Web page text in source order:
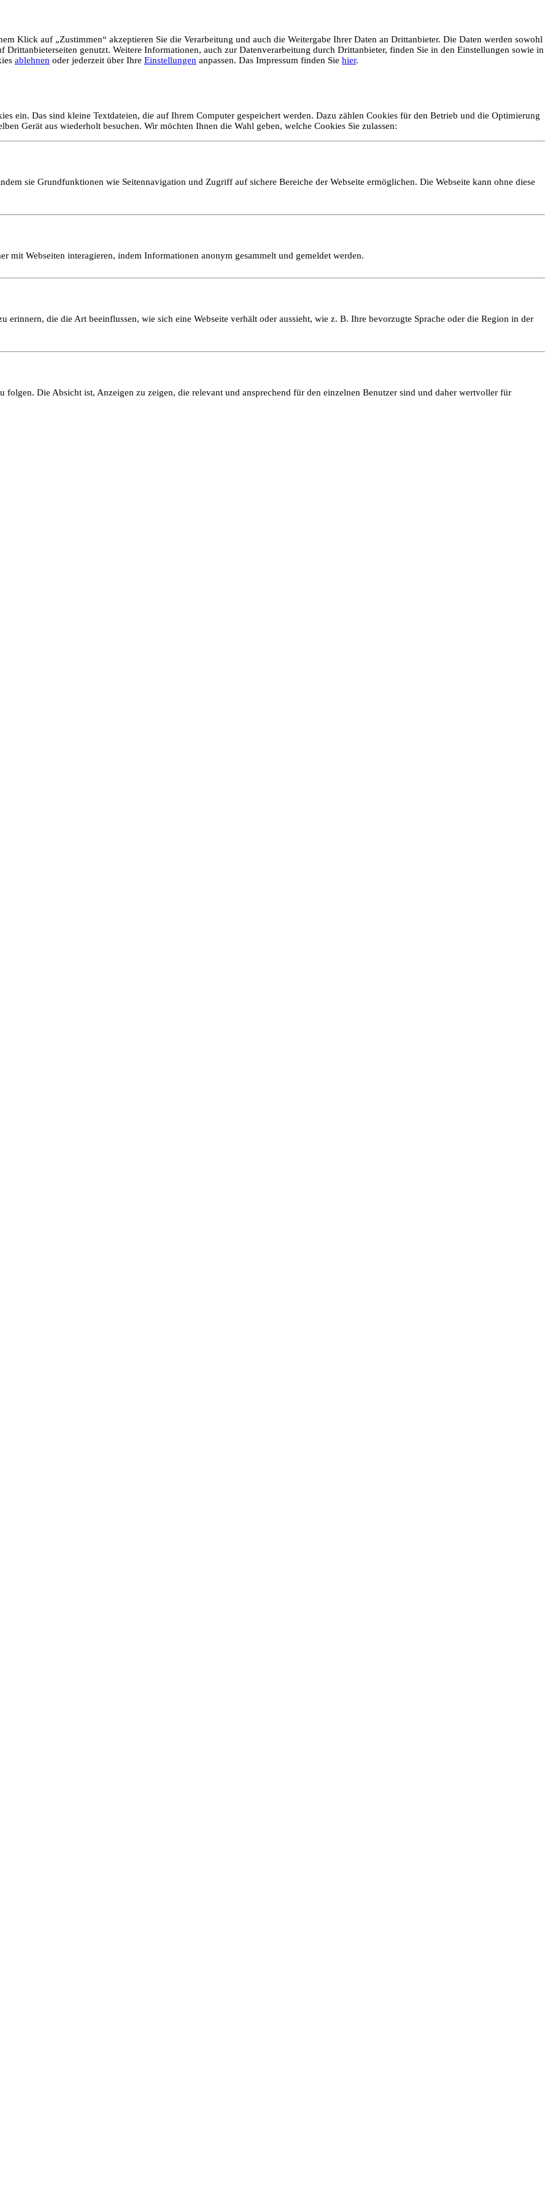
Klick auf „Zustimmen“ akzeptieren Sie die Verarbeitung und auch die Weitergabe Ihrer Daten an Drittanbieter. Die Daten werden sowohl
genutzt. Weitere Informationen, auch zur Datenverarbeitung durch Drittanbieter, finden Sie in den Einstellungen sowie in
ablehnen oder jederzeit über Ihre Einstellungen anpassen. Das Impressum finden Sie hier.
ein. Das sind kleine Textdateien, die auf Ihrem Computer gespeichert werden. Dazu zählen Cookies für den Betrieb und die Optimierung
Gerät aus wiederholt besuchen. Wir möchten Ihnen die Wahl geben, welche Cookies Sie zulassen:
sie Grundfunktionen wie Seitennavigation und Zugriff auf sichere Bereiche der Webseite ermöglichen. Die Webseite kann ohne diese
mit Webseiten interagieren, indem Informationen anonym gesammelt und gemeldet werden.
erinnern, die die Art beeinflussen, wie sich eine Webseite verhält oder aussieht, wie z. B. Ihre bevorzugte Sprache oder die Region in der
folgen. Die Absicht ist, Anzeigen zu zeigen, die relevant und ansprechend für den einzelnen Benutzer sind und daher wertvoller für